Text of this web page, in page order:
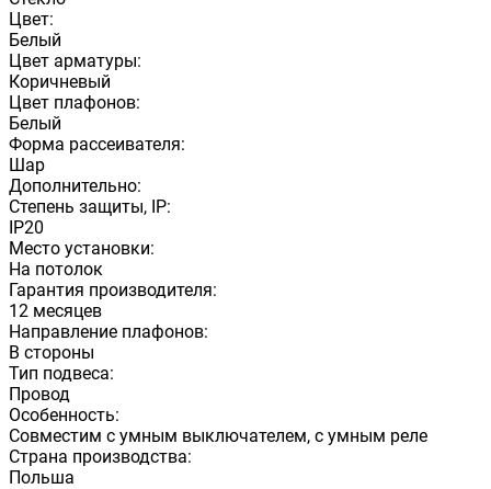
Цвет:
Белый
Цвет арматуры:
Коричневый
Цвет плафонов:
Белый
Форма рассеивателя:
Шар
Дополнительно:
Степень защиты, IP:
IP20
Место установки:
На потолок
Гарантия производителя:
12 месяцев
Направление плафонов:
В стороны
Тип подвеса:
Провод
Особенность:
Совместим с умным выключателем, с умным реле
Страна производства:
Польша